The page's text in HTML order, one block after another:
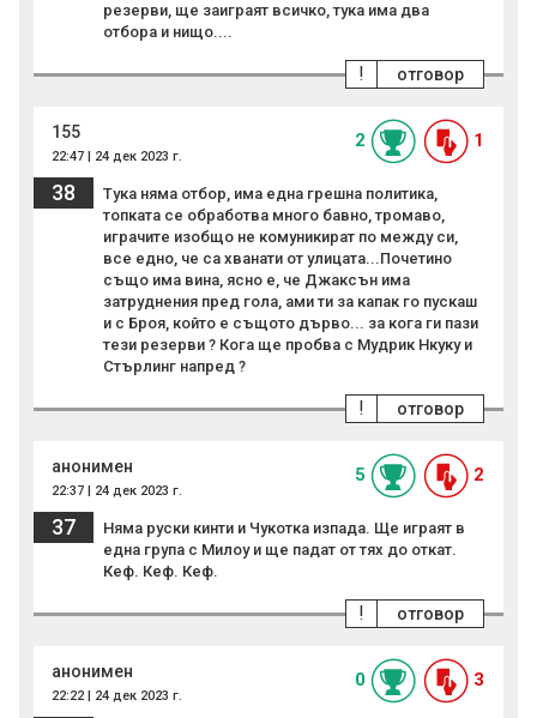
резерви, ще заиграят всичко, тука има два
отбора и нищо....
отговор
!
155
22:47 | 24 дек 2023 г.
2 1
38
Тука няма отбор, има една грешна политика,
топката се обработва много бавно, тромаво,
играчите изобщо не комуникират по между си,
все едно, че са хванати от улицата...Почетино
също има вина, ясно е, че Джаксън има
затруднения пред гола, ами ти за капак го пускаш
и с Броя, който е същото дърво... за кога ги пази
тези резерви ? Кога ще пробва с Мудрик Нкуку и
Стърлинг напред ?
отговор
!
анонимен
22:37 | 24 дек 2023 г.
5 2
37
Няма руски кинти и Чукотка изпада. Ще играят в
една група с Милоу и ще падат от тях до откат.
Кеф. Кеф. Кеф.
отговор
!
анонимен
22:22 | 24 дек 2023 г.
0 3